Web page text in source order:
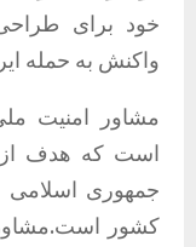
خود برای
واکنش به حمله
مشاور امنیت
است که هدف از
جمهوری اسلامی
کشور است.مشاور